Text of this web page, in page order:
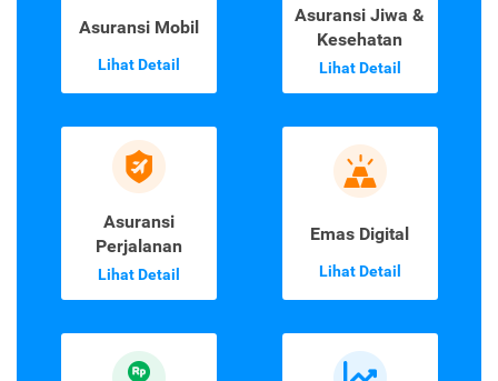
Asuransi Mobil
Lihat Detail
Asuransi Jiwa &
Kesehatan
Lihat Detail
Asuransi
Perjalanan
Lihat Detail
Emas Digital
Lihat Detail